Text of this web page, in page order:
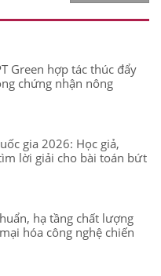
Green hợp tác thúc đẩy
chứng nhận nông
gia 2026: Học giả,
lời giải cho bài toán bứt
hạ tầng chất lượng
hóa công nghệ chiến